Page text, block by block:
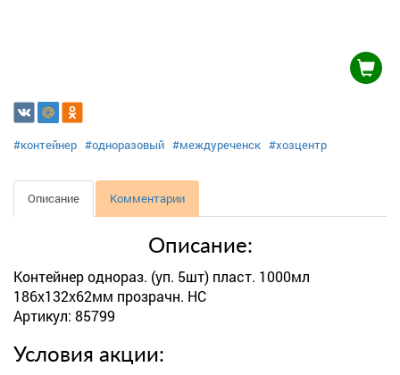
#контейнер #одноразовый #междуреченск #хозцентр
Описание Комментарии
Описание:
Контейнер однораз. (уп. 5шт) пласт. 1000мл
186х132х62мм прозрачн. НС
Артикул: 85799
Условия акции: